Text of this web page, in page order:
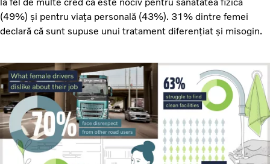
(49%) și pentru viața personală (43%). 31% dintre femei
declară că sunt supuse unui tratament diferențiat și misogin.